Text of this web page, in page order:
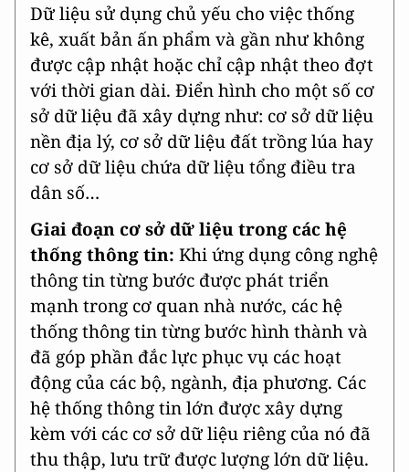
Dữ liệu sử dụng chủ yếu cho việc thống
kê, xuất bản ấn phẩm và gần như không
được cập nhật hoặc chỉ cập nhật theo đợt
với thời gian dài. Điển hình cho một số cơ
sở dữ liệu đã xây dựng như: cơ sở dữ liệu
nền địa lý, cơ sở dữ liệu đất trồng lúa hay
cơ sở dữ liệu chứa dữ liệu tổng điều tra
dân số…
Giai đoạn cơ sở dữ liệu trong các hệ
thống thông tin: Khi ứng dụng công nghệ
thông tin từng bước được phát triển
mạnh trong cơ quan nhà nước, các hệ
thống thông tin từng bước hình thành và
đã góp phần đắc lực phục vụ các hoạt
động của các bộ, ngành, địa phương. Các
hệ thống thông tin lớn được xây dựng
kèm với các cơ sở dữ liệu riêng của nó đã
thu thập, lưu trữ được lượng lớn dữ liệu.